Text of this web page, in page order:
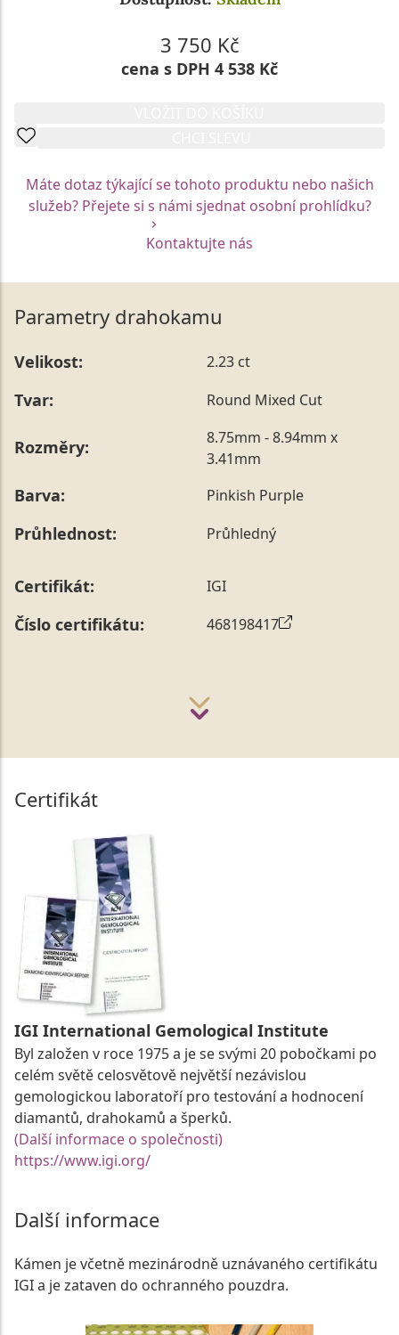
3 750 Kč
cena s DPH 4 538 Kč
Máte dotaz týkající se tohoto produktu nebo našich
služeb? Přejete si s námi sjednat osobní prohlídku?
Kontaktujte nás
Parametry drahokamu
Velikost: 2.23 ct
Tvar: Round Mixed Cut
Rozměry:
8.75mm - 8.94mm x
3.41mm
Barva: Pinkish Purple
Průhlednost: Průhledný
Certifikát: IGI
Číslo certifikátu: 468198417
Certifikát
IGI International Gemological Institute
Byl založen v roce 1975 a je se svými 20 pobočkami po
celém světě celosvětově největší nezávislou
gemologickou laboratoří pro testování a hodnocení
diamantů, drahokamů a šperků.
(Další informace o společnosti)
https://www.igi.org/
Další informace
Kámen je včetně mezinárodně uznávaného certifikátu
IGI a je zataven do ochranného pouzdra.